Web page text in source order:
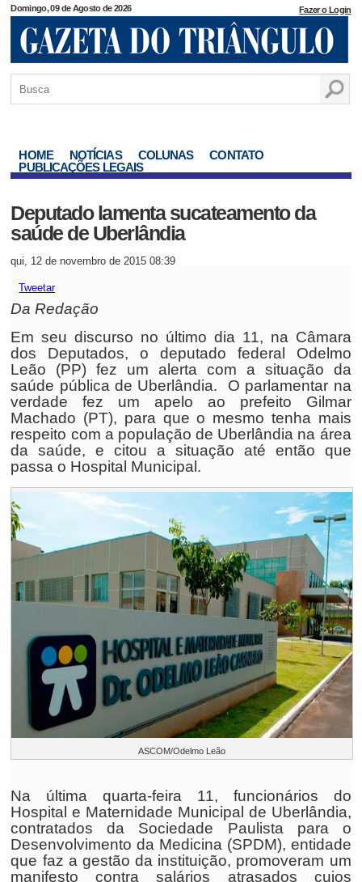
Domingo, 09 de Agosto de 2026 Fazer o Login
HOME NOTÍCIAS COLUNAS
CONTATO
PUBLICAÇÕES LEGAIS
Deputado lamenta sucateamento da
saúde de Uberlândia
qui, 12 de novembro de 2015 08:39
Tweetar
Da Redação
Em seu discurso no último dia 11, na Câmara
dos Deputados, o deputado federal Odelmo
Leão (PP) fez um alerta com a situação da
saúde pública de Uberlândia. O parlamentar na
verdade fez um apelo ao prefeito Gilmar
Machado (PT), para que o mesmo tenha mais
respeito com a população de Uberlândia na área
da saúde, e citou a situação até então que
passa o Hospital Municipal.
ASCOM/Odelmo Leão
Na última quarta-feira 11, funcionários do
Hospital e Maternidade Municipal de Uberlândia,
contratados da Sociedade Paulista para o
Desenvolvimento da Medicina (SPDM), entidade
que faz a gestão da instituição, promoveram um
manifesto contra salários atrasados cujos